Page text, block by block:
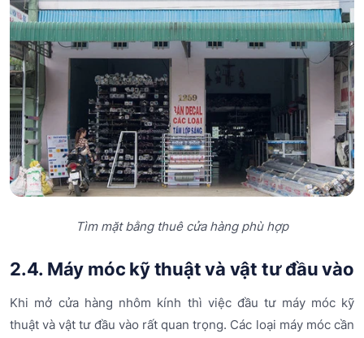
Tìm mặt bằng thuê cửa hàng phù hợp
2.4. Máy móc kỹ thuật và vật tư đầu vào
Khi mở cửa hàng nhôm kính thì việc đầu tư máy móc kỹ
thuật và vật tư đầu vào rất quan trọng. Các loại máy móc cần